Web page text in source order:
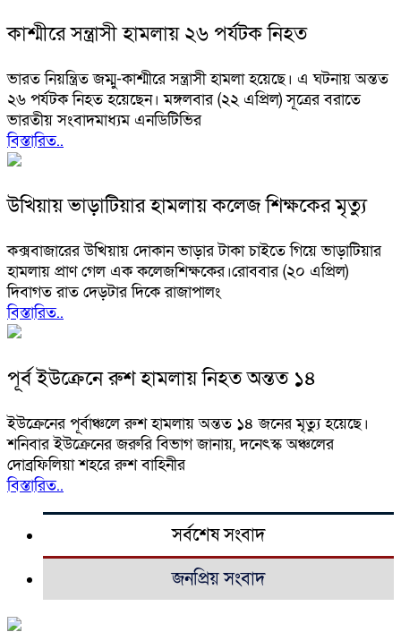
কাশ্মীরে সন্ত্রাসী হামলায় ২৬ পর্যটক নিহত
ভারত নিয়ন্ত্রিত জম্মু-কাশ্মীরে সন্ত্রাসী হামলা হয়েছে। এ ঘটনায় অন্তত
২৬ পর্যটক নিহত হয়েছেন। মঙ্গলবার (২২ এপ্রিল) সূত্রের বরাতে
ভারতীয় সংবাদমাধ্যম এনডিটিভির
বিস্তারিত..
উখিয়ায় ভাড়াটিয়ার হামলায় কলেজ শিক্ষকের মৃত্যু
কক্সবাজারের উখিয়ায় দোকান ভাড়ার টাকা চাইতে গিয়ে ভাড়াটিয়ার
হামলায় প্রাণ গেল এক কলেজশিক্ষকের।রোববার (২০ এপ্রিল)
দিবাগত রাত দেড়টার দিকে রাজাপালং
বিস্তারিত..
পূর্ব ইউক্রেনে রুশ হামলায় নিহত অন্তত ১৪
ইউক্রেনের পূর্বাঞ্চলে রুশ হামলায় অন্তত ১৪ জনের মৃত্যু হয়েছে।
শনিবার ইউক্রেনের জরুরি বিভাগ জানায়, দনেৎস্ক অঞ্চলের
দোব্রফিলিয়া শহরে রুশ বাহিনীর
বিস্তারিত..
সর্বশেষ সংবাদ
জনপ্রিয় সংবাদ